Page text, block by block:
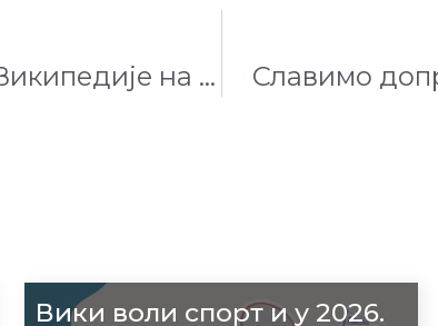
Прослава 21. рођендана Википедије на српском језику Славимо
Вики воли спорт и у 2026.